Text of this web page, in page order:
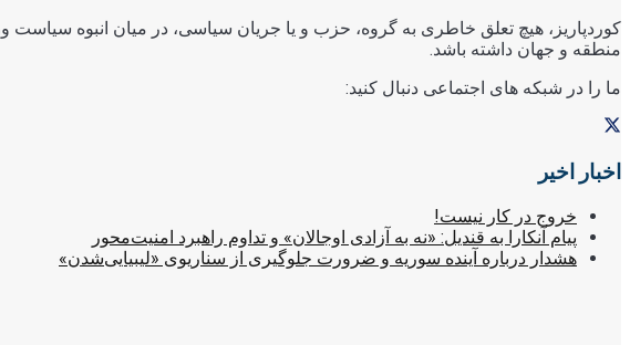
کوردپاریز، هیچ تعلق خاطری به گروه، حزب و یا جریان سیاسی، در میان انبوه سیاست
منطقه و جهان داشته باشد.
ما را در شبکه های اجتماعی دنبال کنید:
اخبار اخیر
خروج در کار نیست!
پیام آنکارا به قندیل: «نه به آزادی اوجالان» و تداوم راهبرد امنیت‌محور
هشدار درباره آینده سوریه و ضرورت جلوگیری از سناریوی «لیبیایی‌شدن»